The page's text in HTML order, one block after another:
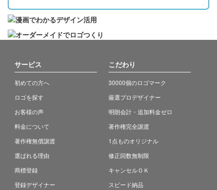
サービス
初めての方へ
ロゴを探す
お客様の声
料金について
著作権無償譲渡
選ばれる理由
商標登録
登録デザイナー
こだわり
30000個のロゴマーク
厳選プロデザイナー
明朗会計・追加料金ゼロ
著作権完全譲渡
1点ものオリジナル
修正回数無制限
キャンセルＯＫ
スピード納品